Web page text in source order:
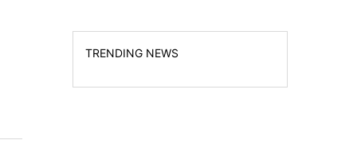
TRENDING NEWS